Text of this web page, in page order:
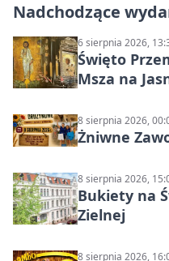
Nadchodzące
6 sierpnia 2026,
Święto
Msza na
8 sierpnia 2026,
Żniwne
8 sierpnia 2026,
Bukiety na
Zielnej
8 sierpnia 2026,